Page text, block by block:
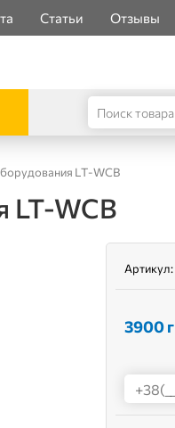
Статьи Отзывы
LT-WCB
LT-WCB
Артикул:
3900